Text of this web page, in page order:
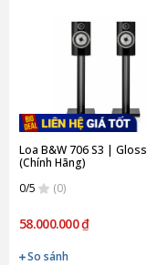
Loa B&W 706 S3 |
(Chính Hãng)
0/5
(0)
58.000.000 ₫
So sánh